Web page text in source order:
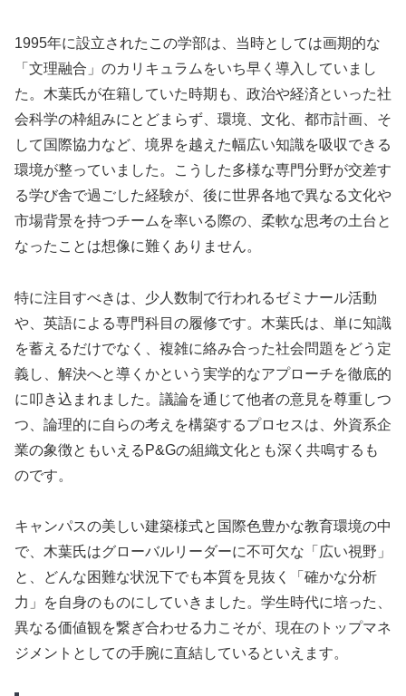
1995年に設立されたこの学部は、当時としては画期的な
「文理融合」のカリキュラムをいち早く導入していまし
た。木葉氏が在籍していた時期も、政治や経済といった社
会科学の枠組みにとどまらず、環境、文化、都市計画、そ
して国際協力など、境界を越えた幅広い知識を吸収できる
環境が整っていました。こうした多様な専門分野が交差す
る学び舎で過ごした経験が、後に世界各地で異なる文化や
市場背景を持つチームを率いる際の、柔軟な思考の土台と
なったことは想像に難くありません。
特に注目すべきは、少人数制で行われるゼミナール活動
や、英語による専門科目の履修です。木葉氏は、単に知識
を蓄えるだけでなく、複雑に絡み合った社会問題をどう定
義し、解決へと導くかという実学的なアプローチを徹底的
に叩き込まれました。議論を通じて他者の意見を尊重しつ
つ、論理的に自らの考えを構築するプロセスは、外資系企
業の象徴ともいえるP&Gの組織文化とも深く共鳴するも
のです。
キャンパスの美しい建築様式と国際色豊かな教育環境の中
で、木葉氏はグローバルリーダーに不可欠な「広い視野」
と、どんな困難な状況下でも本質を見抜く「確かな分析
力」を自身のものにしていきました。学生時代に培った、
異なる価値観を繋ぎ合わせる力こそが、現在のトップマネ
ジメントとしての手腕に直結しているといえます。